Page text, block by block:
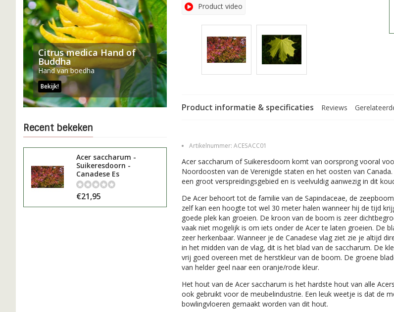
Citrus medica Hand of
Buddha
Hand van boedha
Bekijk!
Recent bekeken
Acer saccharum -
Suikeresdoorn -
Canadese Es
€21,95
Product video
Product informatie & specificaties Reviews
Artikelnummer: ACESACC01
Acer saccharum of Suikeresdoorn komt van oorsprong vooral
Noordoosten van de Verenigde staten en het oosten van
een groot verspreidingsgebied en is veelvuldig aanwezig in dit
De Acer behoort tot de familie van de Sapindaceae, de
zelf kan een hoogte tot wel 30 meter halen wanneer hij de tijd
goede plek kan groeien. De kroon van de boom is zeer
vaak niet mogelijk is om iets onder de Acer te laten groeien. De
zeer herkenbaar. Wanneer je de Canadese vlag ziet zie je altijd
in het midden van de vlag, dit is het blad van de saccharum. De
vrij goed overeen met de herstkleur van de boom. De groene
van helder geel naar een oranje/rode kleur.
Het hout van de Acer saccharum is het hardste hout van alle
ook gebruikt voor de meubelindustrie. Een leuk weetje is dat de
bowlingvloeren gemaakt worden van dit hout.